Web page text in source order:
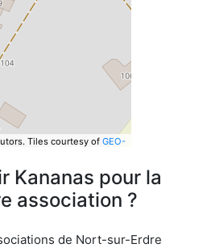
Tiles courtesy of GEO-
Kananas pour la
association ?
de Nort-sur-Erdre